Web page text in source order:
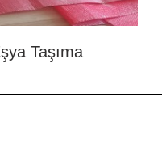
Taşıma